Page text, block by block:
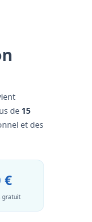
de 15
et des
€
gratuit